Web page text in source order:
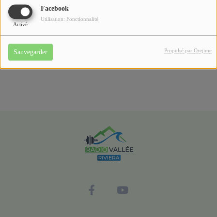
Facebook
Activé
Utilisation: Fonctionnalité
Sauvegarder Propulsé par Orejime
préparent et pensent l’avenir.